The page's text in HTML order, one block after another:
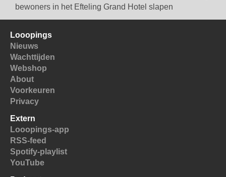
bewoners in het Efteling Grand Hotel slapen
Looopings
Nieuws
Wachttijden
Webshop
About
Voorkeuren
Privacy
Extern
Looopings-app
RSS-feed
Spotify-playlist
YouTube